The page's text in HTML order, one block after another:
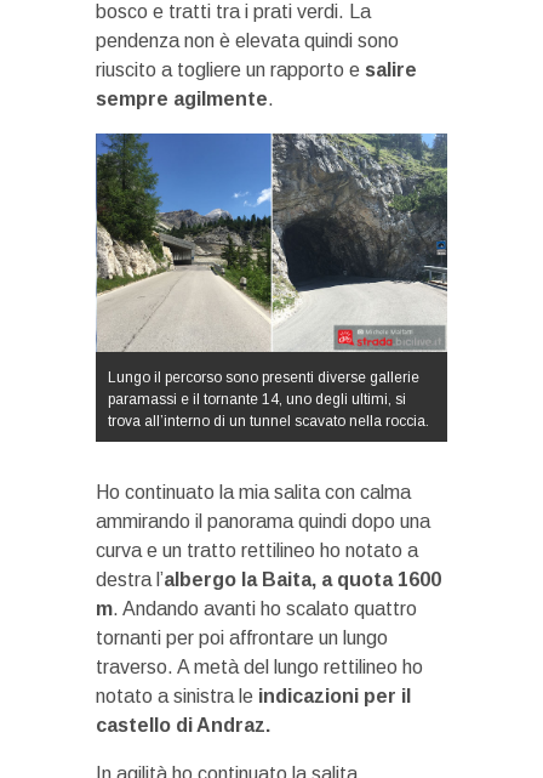
bosco e tratti tra i prati verdi. La
pendenza non è elevata quindi sono
riuscito a togliere un rapporto e salire
sempre agilmente.
Lungo il percorso sono presenti diverse gallerie
paramassi e il tornante 14, uno degli ultimi, si
trova all’interno di un tunnel scavato nella roccia.
Ho continuato la mia salita con calma
ammirando il panorama quindi dopo una
curva e un tratto rettilineo ho notato a
destra l’albergo la Baita, a quota 1600
m. Andando avanti ho scalato quattro
tornanti per poi affrontare un lungo
traverso. A metà del lungo rettilineo ho
notato a sinistra le indicazioni per il
castello di Andraz.